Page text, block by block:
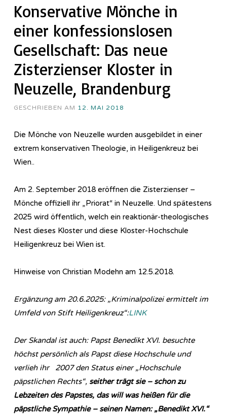
Konservative Mönche in
einer konfessionslosen
Gesellschaft: Das neue
Zisterzienser Kloster in
Neuzelle, Brandenburg
GESCHRIEBEN AM 12. MAI 2018
Die Mönche von Neuzelle wurden ausgebildet in einer
extrem konservativen Theologie, in Heiligenkreuz bei
Wien..
Am 2. September 2018 eröffnen die Zisterzienser –
Mönche offiziell ihr „Priorat“ in Neuzelle. Und spätestens
2025 wird öffentlich, welch ein reaktionär-theologisches
Nest dieses Kloster und diese Kloster-Hochschule
Heiligenkreuz bei Wien ist.
Hinweise von Christian Modehn am 12.5.2018.
Ergänzung am 20.6.2025: „Kriminalpolizei ermittelt im
Umfeld von Stift Heiligenkreuz“:LINK
Der Skandal ist auch: Papst Benedikt XVI. besuchte
höchst persönlich als Papst diese Hochschule und
verlieh ihr 2007 den Status einer „Hochschule
päpstlichen Rechts“, seither trägt sie – schon zu
Lebzeiten des Papstes, das will was heißen für die
päpstliche Sympathie – seinen Namen: „Benedikt XVI.“